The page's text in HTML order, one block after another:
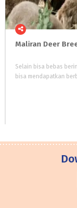
Maliran Deer
Selain bisa bebas